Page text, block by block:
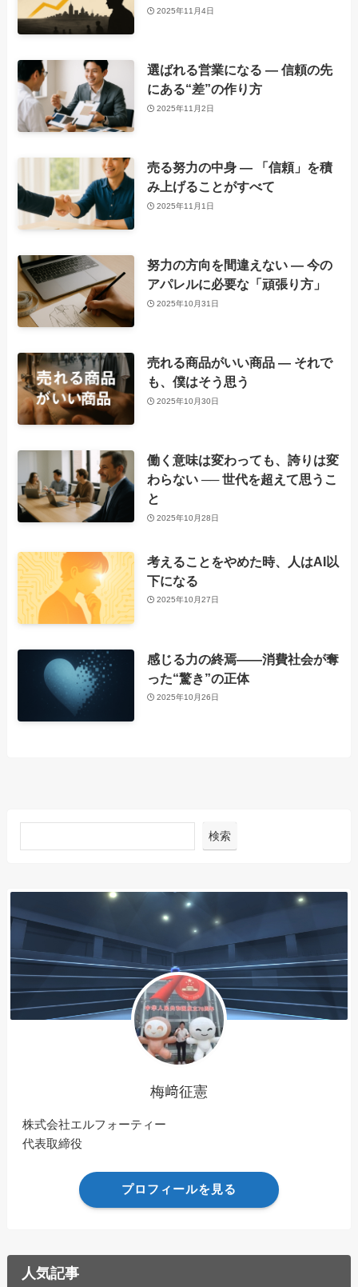
2025年11月4日
選ばれる営業になる ― 信頼の先
にある“差”の作り方
2025年11月2日
売る努力の中身 ― 「信頼」を積
み上げることがすべて
2025年11月1日
努力の方向を間違えない ― 今の
アパレルに必要な「頑張り方」
2025年10月31日
売れる商品がいい商品 ― それで
も、僕はそう思う
2025年10月30日
働く意味は変わっても、誇りは変
わらない ── 世代を超えて思うこ
と
2025年10月28日
考えることをやめた時、人はAI以
下になる
2025年10月27日
感じる力の終焉――消費社会が奪
った“驚き”の正体
2025年10月26日
検索
梅﨑征憲
株式会社エルフォーティー
代表取締役
プロフィールを見る
人気記事